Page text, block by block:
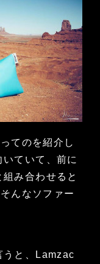
てのを紹介し
ていて、前に
組み合わせると
んなソファー
うと、Lamzac